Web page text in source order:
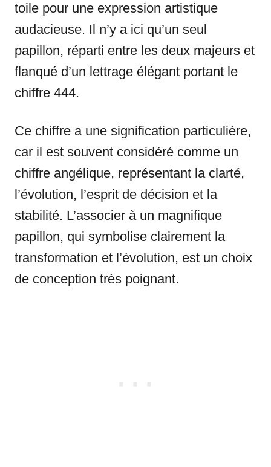
toile pour une expression artistique
audacieuse. Il n’y a ici qu’un seul
papillon, réparti entre les deux majeurs et
flanqué d’un lettrage élégant portant le
chiffre 444.
Ce chiffre a une signification particulière,
car il est souvent considéré comme un
chiffre angélique, représentant la clarté,
l’évolution, l’esprit de décision et la
stabilité. L’associer à un magnifique
papillon, qui symbolise clairement la
transformation et l’évolution, est un choix
de conception très poignant.